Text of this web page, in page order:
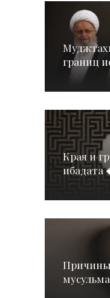
границ
Края и
ибадата
Причины